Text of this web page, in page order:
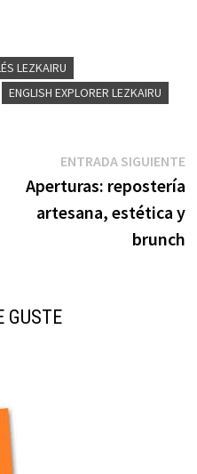
LEZKAIRU
ENGLISH EXPLORER LEZKAIRU
ENTRADA SIGUIENTE
Aperturas: repostería
artesana, estética y
brunch
GUSTE